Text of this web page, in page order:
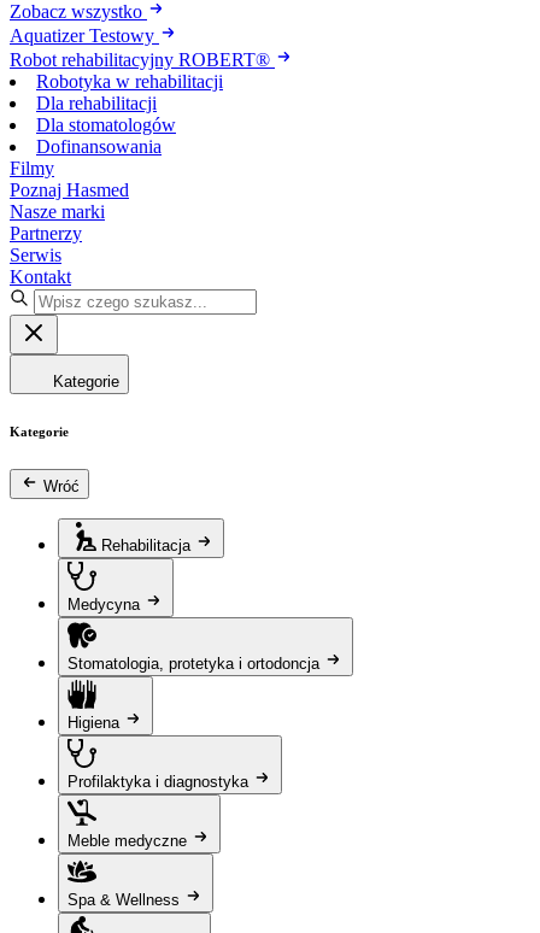
Zobacz wszystko
Aquatizer Testowy
Robot rehabilitacyjny ROBERT®
Robotyka w rehabilitacji
Dla rehabilitacji
Dla stomatologów
Dofinansowania
Filmy
Poznaj Hasmed
Nasze marki
Partnerzy
Serwis
Kontakt
Kategorie
Kategorie
Wróć
Rehabilitacja
Medycyna
Stomatologia, protetyka i ortodoncja
Higiena
Profilaktyka i diagnostyka
Meble medyczne
Spa & Wellness